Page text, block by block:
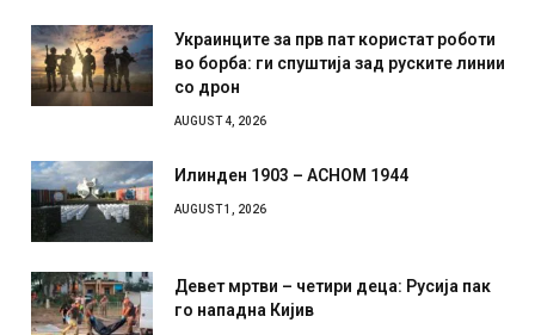
Украинците за прв пат користат роботи
во борба: ги спуштија зад руските линии
со дрон
AUGUST 4, 2026
Илинден 1903 – АСНОМ 1944
AUGUST 1, 2026
Девет мртви – четири деца: Русија пак
го нападна Кијив